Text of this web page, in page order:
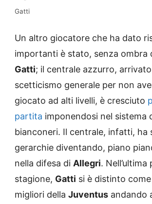
Gatti
Un altro giocatore che ha dato
importanti è stato, senza ombra
Gatti; il centrale azzurro,
scetticismo generale per non
giocato ad alti livelli, è cresciuto
partita imponendosi nel sistema
bianconeri. Il centrale, infatti, ha
gerarchie diventando, piano
nella difesa di Allegri.
stagione, Gatti si è distinto
migliori della Juventus andando